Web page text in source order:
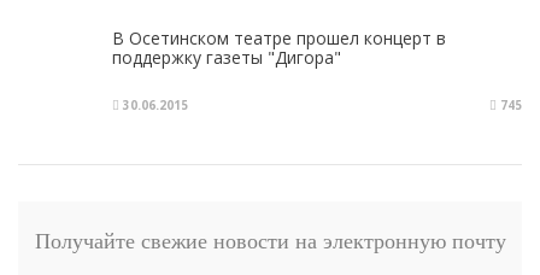
В Осетинском театре прошел концерт в
поддержку газеты "Дигора"
30.06.2015 745
Получайте свежие новости на электронную почту